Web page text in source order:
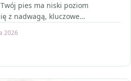
pies ma niski poziom
z nadwagą, kluczowe…
2026